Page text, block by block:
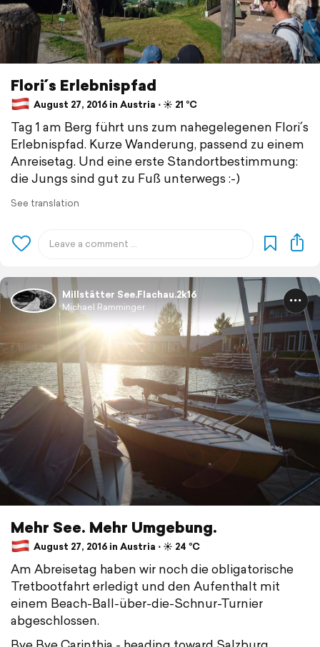
Flori´s Erlebnispfad
August 27, 2016 in Austria ⋅ ☀️ 21 °C
Tag 1 am Berg führt uns zum nahegelegenen Flori´s
Erlebnispfad. Kurze Wanderung, passend zu einem
Anreisetag. Und eine erste Standortbestimmung:
die Jungs sind gut zu Fuß unterwegs :-)
See translation
Millstätter See.Flachau.2k16
Michael Ramminger
Mehr See. Mehr Umgebung.
August 27, 2016 in Austria ⋅ ☀️ 24 °C
Am Abreisetag haben wir noch die obligatorische
Tretbootfahrt erledigt und den Aufenthalt mit
einem Beach-Ball-über-die-Schnur-Turnier
abgeschlossen.